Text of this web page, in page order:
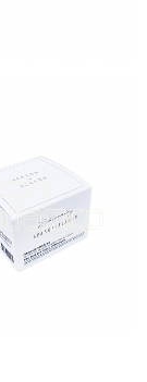
즌 윈터그린 쿠션